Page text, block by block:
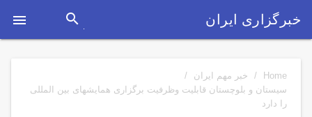
 خبرگزاری ایران search
Home
/ خبر مهم ایران
/
سیستان و بلوچستان قابلیت وظرفیت برگزاری همایشهای بین المللی
را دارد